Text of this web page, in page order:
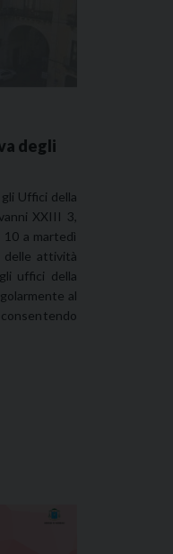
degli
Uffici della
XXIII 3,
10 a martedì
delle attività
uffici della
al